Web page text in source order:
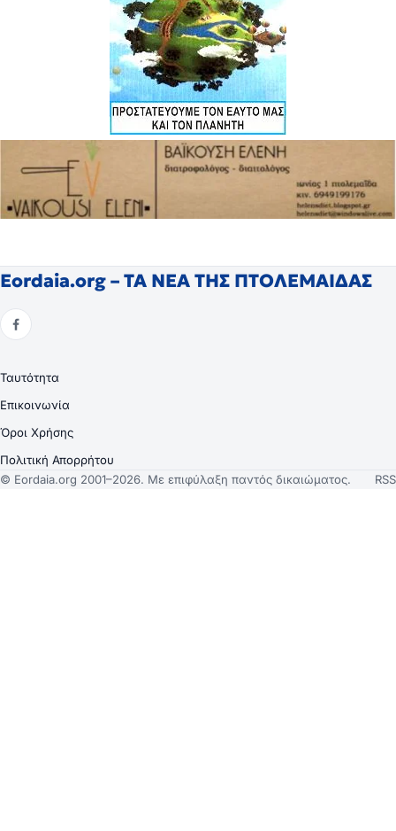
Eordaia.org – ΤΑ ΝΕΑ ΤΗΣ ΠΤΟΛΕΜΑΙΔΑΣ
Ταυτότητα
Επικοινωνία
Όροι Χρήσης
Πολιτική Απορρήτου
© Eordaia.org 2001–2026. Με επιφύλαξη παντός δικαιώματος.
RSS